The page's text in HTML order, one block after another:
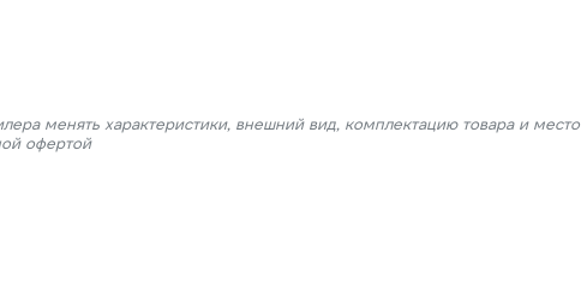
менять характеристики, внешний вид, комплектацию товара и место
офертой